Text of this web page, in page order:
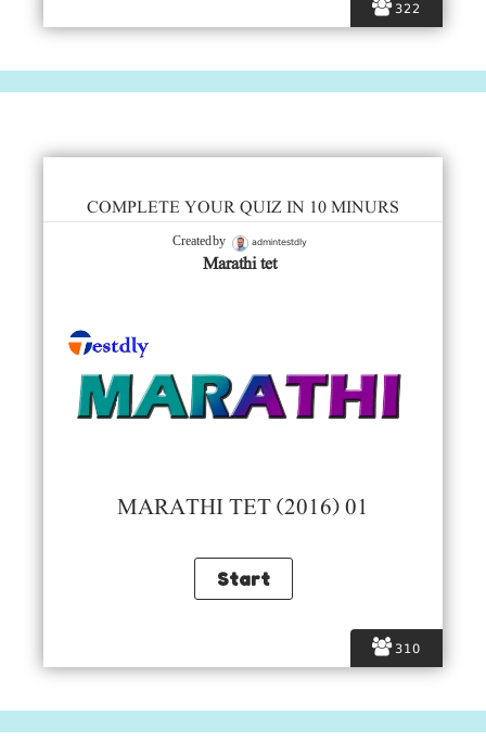
322
310
COMPLETE YOUR QUIZ IN 10 MINURS
Created by admintestdly
Marathi tet
MARATHI TET (2016) 01